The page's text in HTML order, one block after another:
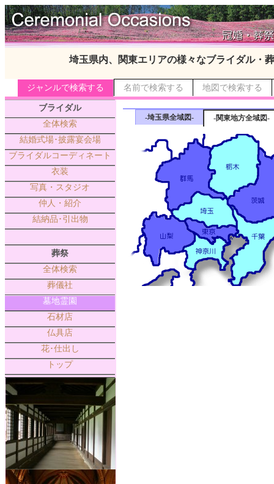
埼玉県内、関東エリアの様々なブライダル・
ジャンルで検索する 名前で検索する 地図で検索する
ブライダル
全体検索
結婚式場･披露宴会場
ブライダルコーディネート
衣装
写真・スタジオ
仲人・紹介
結納品･引出物
葬祭
全体検索
葬儀社
墓地霊園
石材店
仏具店
花･仕出し
トップ
-埼玉県全域図- -関東地方全域図-